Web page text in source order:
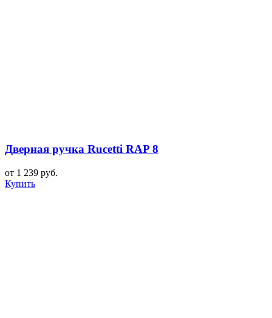
Дверная ручка Rucetti RAP 8
от 1 239 руб.
Купить